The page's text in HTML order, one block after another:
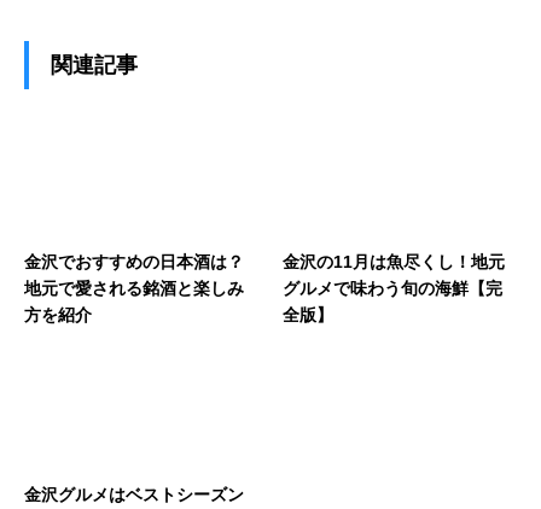
関連記事
金沢でおすすめの日本酒は？
地元で愛される銘酒と楽しみ
方を紹介
金沢の11月は魚尽くし！地元
グルメで味わう旬の海鮮【完
全版】
金沢グルメはベストシーズン